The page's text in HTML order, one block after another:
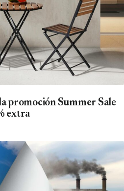
promoción Summer Sale
extra